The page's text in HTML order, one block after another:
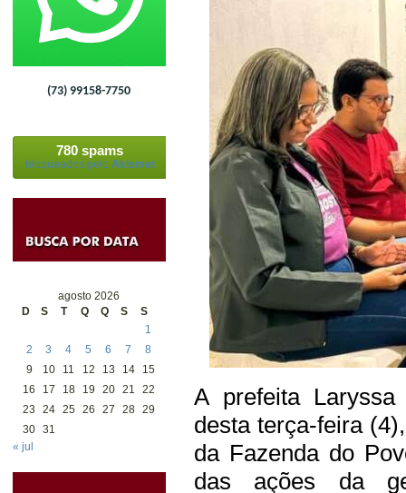
(73) 99158-7750
780 spams
bloqueados pelo Akismet
agosto 2026
D
S T Q Q S
S
1
2
3 4 5 6 7
8
9
10 11 12 13 14
15
16
17 18 19 20 21
22
23
24 25 26 27 28 29
30 31
« jul
A prefeita
desta terça-feira
da Fazenda do
das ações da